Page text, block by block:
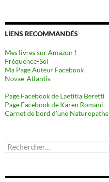
LIENS RECOMMANDÉS
Mes livres sur Amazon !
Fréquence-Soi
Ma Page Auteur Facebook
Novae-Atlantis
Page Facebook de Laetitia Beretti
Page Facebook de Karen Romani
Carnet de bord d’une Naturopathe
Rechercher :